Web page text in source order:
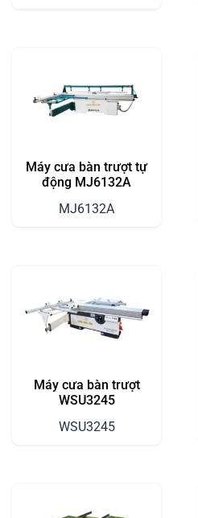
Máy cưa bàn trượt tự
động MJ6132A
MJ6132A
Máy cưa bàn trượt
WSU3245
WSU3245